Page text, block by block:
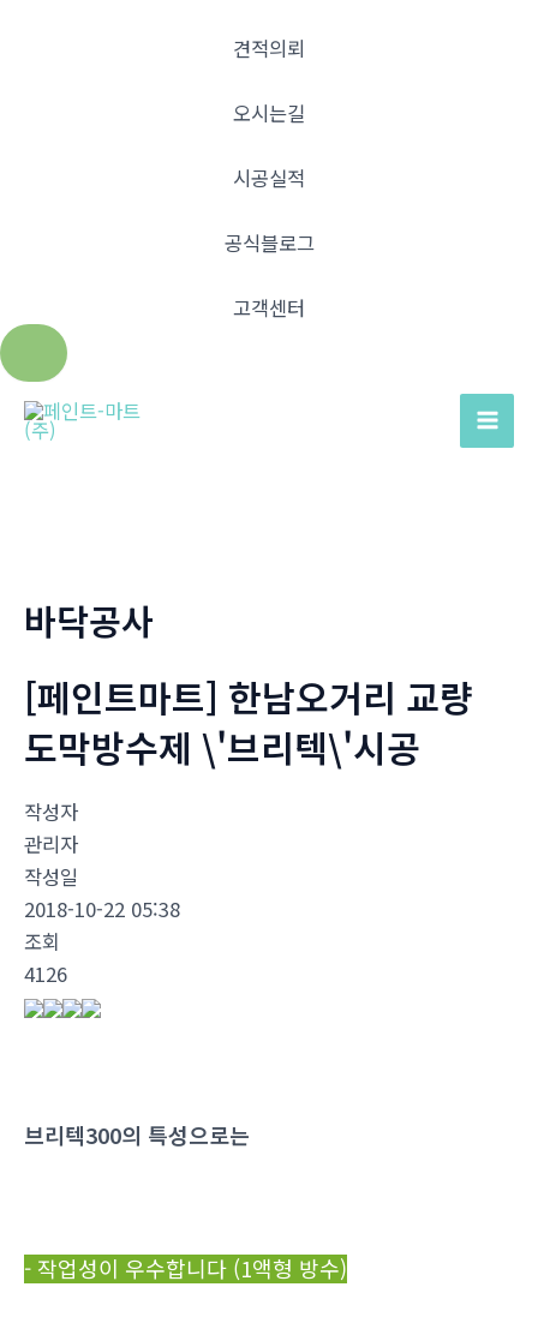
견적의뢰
오시는길
시공실적
공식블로그
고객센터
Main
바닥공사
[페인트마트] 한남오거리 교량
도막방수제 \'브리텍\'시공
작성자
관리자
작성일
2018-10-22 05:38
조회
4126
브리텍300의 특성으로는
- 작업성이 우수합니다 (1액형 방수)